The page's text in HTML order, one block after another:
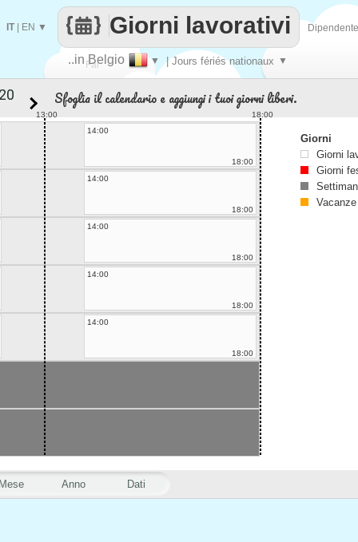
Fai
..in Belgio ▼ | Jours fériés nationaux ▼
Giorni lavorativi
IT| EN ▼
Anno Dati
Sfoglia il calendario e aggiungi i tuoi giorni liberi.
13:00
18:00
14:00
18:00
14:00
18:00
14:00
18:00
14:00
18:00
14:00
18:00
Giorni
Giorni
Giorni
Vacanze